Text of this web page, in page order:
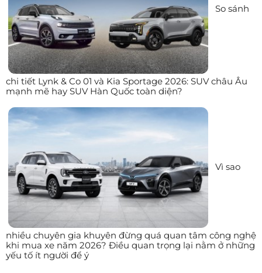
So sánh
chi tiết Lynk & Co 01 và Kia Sportage 2026: SUV châu Âu
mạnh mẽ hay SUV Hàn Quốc toàn diện?
Vì sao
nhiều chuyên gia khuyên đừng quá quan tâm công nghệ
khi mua xe năm 2026? Điều quan trọng lại nằm ở những
yếu tố ít người để ý